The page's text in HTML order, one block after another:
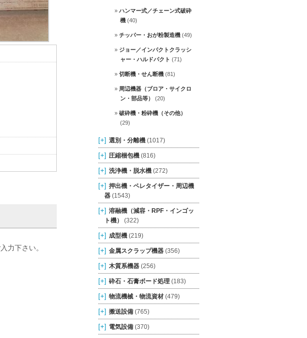
ハンマー式／チェーン式破砕
機(40)
チッパー・おが粉製造機(49)
ジョー／インパクトクラッシ
ャー・ハルドパクト (71)
切断機・せん断機(81)
周辺機器（ブロア・サイクロ
ン・部品等）
(20)
破砕機・粉砕機（その他）
(29)
[+] 選別・分離機(1017)
[+] 圧縮梱包機(816)
[+] 洗浄機・脱水機(272)
[+] 押出機・ペレタイザー・周辺機
器(1543)
[+] 溶融機（減容・RPF・インゴッ
ト機）
(322)
[+] 成型機(219)
[+] 金属スクラップ機器(356)
[+] 木質系機器(256)
[+] 砕石・石膏ボード処理(183)
[+] 物流機械・物流資材(479)
[+] 搬送設備(765)
[+] 電気設備(370)